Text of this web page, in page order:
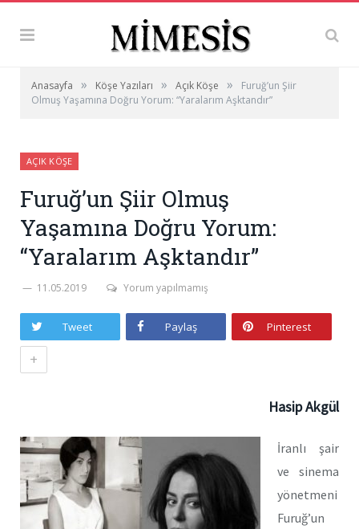
Anasayfa » Köşe Yazıları » Açık Köşe »
Furuğ’un Şiir
Olmuş Yaşamına Doğru Yorum: “Yaralarım Aşktandır”
AÇIK KÖŞE
Furuğ’un Şiir Olmuş
Yaşamına Doğru Yorum:
“Yaralarım Aşktandır”
11.05.2019 Yorum yapılmamış
Tweet Paylaş Pinterest
+
Hasip Akgül
İranlı şair
ve sinema
yönetmeni
Furuğ’un